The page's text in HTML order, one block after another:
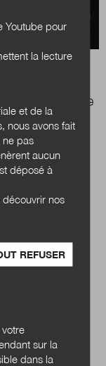
des
la démocratie
des
(ADGCF),
Youtube pour
la lecture
et de la
nous avons fait
ne pas
aucun
déposé à
découvrir nos
REFUSER
sur la
dans la